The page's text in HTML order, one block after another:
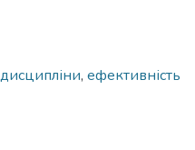
, ефективність